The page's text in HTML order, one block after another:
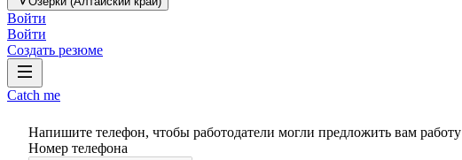
Войти
Войти
Создать резюме
Catch me
Напишите телефон, чтобы работодатели могли предложить вам работу
Номер телефона